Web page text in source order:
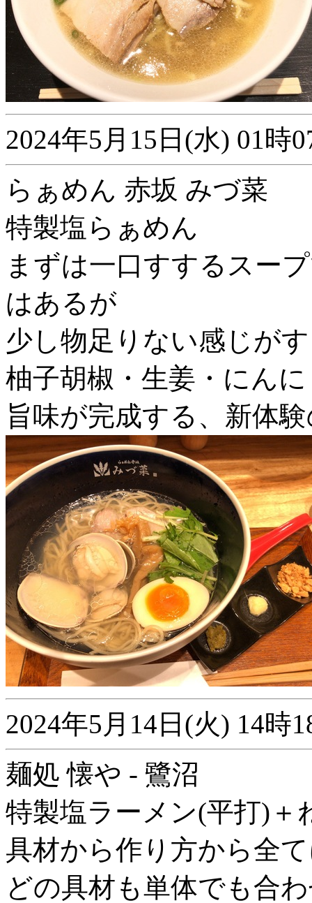
2024年5月15日(水) 01時
らぁめん 赤坂 みづ菜
特製塩らぁめん
まずは一口すするスー
はあるが
少し物足りない感じが
柚子胡椒・生姜・にん
旨味が完成する、新体
2024年5月14日(火) 14時
麺処 懐や - 鷺沼
特製塩ラーメン(平打)
具材から作り方から全
どの具材も単体でも合